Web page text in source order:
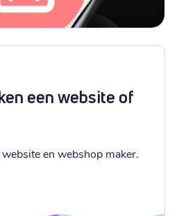
een website of
en webshop maker.